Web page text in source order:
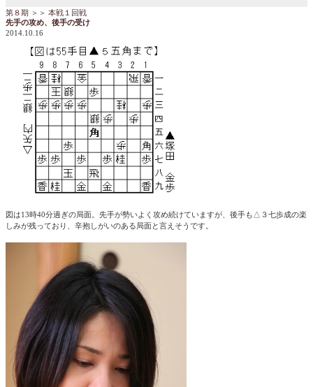
第８期 ＞＞ 本戦１回戦
先手の攻め、後手の受け
2014.10.16
図は13時40分過ぎの局面。先手が勢いよく攻め続けていますが、後手も△３七歩成の楽
しみが残っており、辛抱しがいのある局面と言えそうです。